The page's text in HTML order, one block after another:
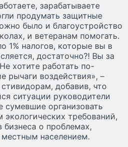
зарабатываете
продумать защитные
было и благоустройство
и ветеранам помогать.
1% налогов, которые вы в
достаточно?! Вы за
хотите работать по-
рычаги воздействия», –
добавив, что
ситуации руководители
сумевшие организовать
экологических требований,
бизнеса о проблемах,
местным населением.